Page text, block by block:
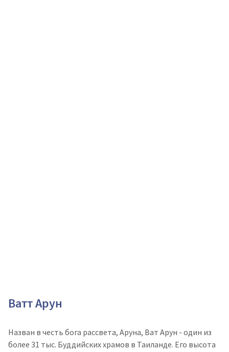
Ватт Арун
Назван в честь бога рассвета, Аруна, Ват Арун - один из
более 31 тыс. Буддийских храмов в Таиланде. Его высота